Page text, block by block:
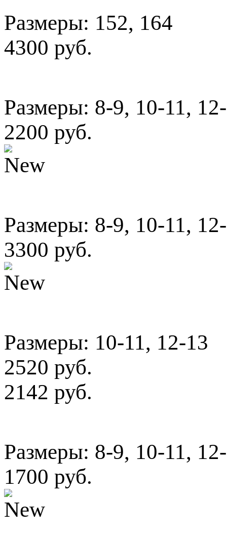
Размеры: 152, 164
4300 руб.
Размеры: 8-9, 10-11,
2200 руб.
Размеры: 8-9, 10-11,
3300 руб.
Размеры: 10-11, 12-13
2520 руб.
2142 руб.
Размеры: 8-9, 10-11,
1700 руб.